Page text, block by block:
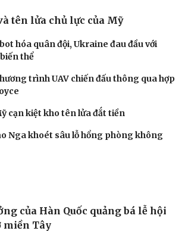
nay 8/8: Giá vàng trong nước và thế giới
nay 8/8: Giá cà phê trong nước ổn định
giả diễn biến phức tạp, xử lý gần 68.000
PHÒNG